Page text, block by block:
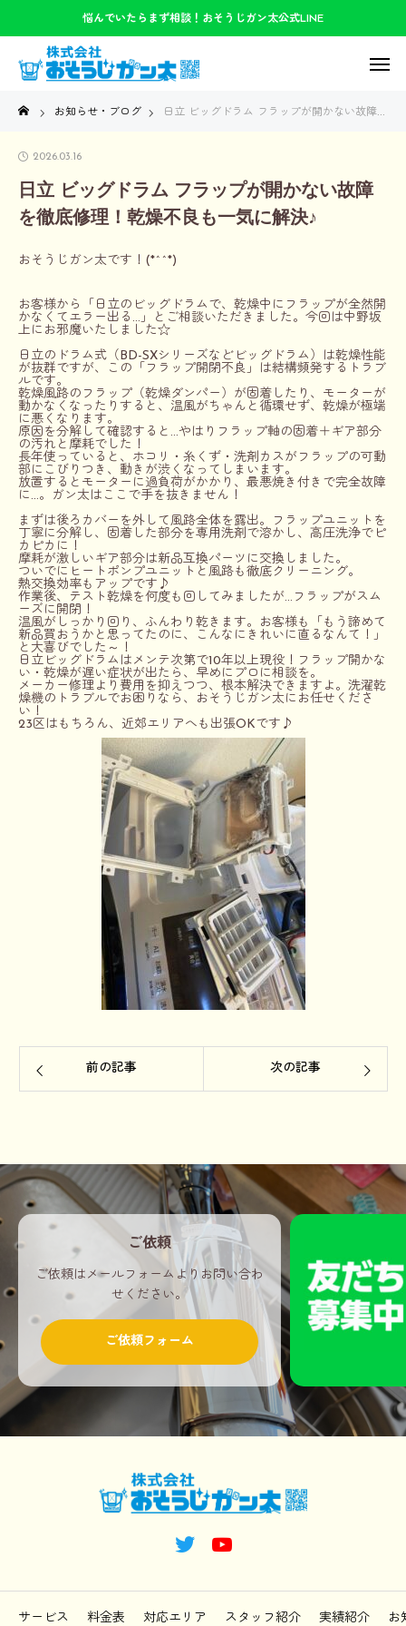
悩んでいたらまず相談！おそうじガン太公式LINE
お知らせ・ブログ 日立 ビッグドラム フラップが開かない故障を徹底修理！乾燥不良も一気に解決♪
2026.03.16
日立 ビッグドラム フラップが開かない故障
を徹底修理！乾燥不良も一気に解決♪
おそうじガン太です！(*^^*)
お客様から「日立のビッグドラムで、乾燥中にフラップが全然開
かなくてエラー出る…」とご相談いただきました。今回は中野坂
上にお邪魔いたしました☆
日立のドラム式（BD-SXシリーズなどビッグドラム）は乾燥性能
が抜群ですが、この「フラップ開閉不良」は結構頻発するトラブ
ルです。
乾燥風路のフラップ（乾燥ダンパー）が固着したり、モーターが
動かなくなったりすると、温風がちゃんと循環せず、乾燥が極端
に悪くなります。
原因を分解して確認すると…やはり フラップ軸の固着＋ギア部分
の汚れと摩耗でした！
長年使っていると、ホコリ・糸くず・洗剤カスがフラップの可動
部にこびりつき、動きが渋くなってしまいます。
放置するとモーターに過負荷がかかり、最悪焼き付きで完全故障
に…。
ガン太はここで手を抜きません！
まずは後ろカバーを外して風路全体を露出。フラップユニットを
丁寧に分解し、固着した部分を専用洗剤で溶かし、高圧洗浄でピ
カピカに！
摩耗が激しいギア部分は新品互換パーツに交換しました。
ついでにヒートポンプユニットと風路も徹底クリーニング。
熱交換効率もアップです♪
作業後、テスト乾燥を何度も回してみましたが…フラップがスム
ーズに開閉！
温風がしっかり回り、ふんわり乾きます。お客様も「もう諦めて
新品買おうかと思ってたのに、こんなにきれいに直るなんて！」
と大喜びでした～！
日立ビッグドラムはメンテ次第で10年以上現役！フラップ開かな
い・乾燥が遅い症状が出たら、早めにプロに相談を。
メーカー修理より費用を抑えつつ、根本解決できますよ。 洗濯乾
燥機のトラブルでお困りなら、おそうじガン太にお任せくださ
い！
23区はもちろん、近郊エリアへも出張OKです♪
前の記事 次の記事
ご依頼
ご依頼はメールフォームよりお問い合わ
せください。
ご依頼フォーム
サービス 料金表 対応エリア スタッフ紹介 実績紹介 お